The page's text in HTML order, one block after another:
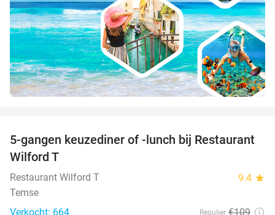
47%
5-gangen keuzediner of -lunch bij Restaurant
Wilford T
Restaurant Wilford T 9.4 star
Temse
Verkocht: 664
Regulier €109